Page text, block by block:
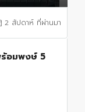
2 สัปดาห์ ที่ผ่านมา
ร้อมพงษ์ 5